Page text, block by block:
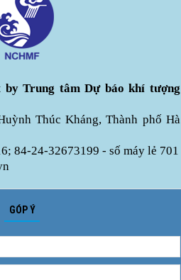
Trung tâm Dự báo khí tượng
Thúc Kháng, Thành phố Hà
84-24-32673199 - số máy lẻ 701
GÓP Ý